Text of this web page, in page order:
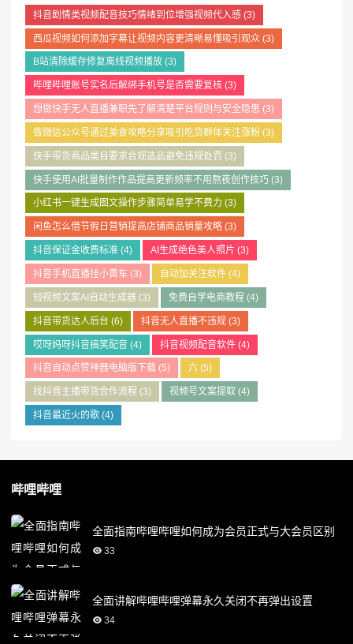
抖音剧情类视频配音技巧情绪到位增强视频代入感(3)
西瓜视频如何添加字幕让视频内容更清晰易懂吸引观众(3)
B站清除缓存修复离线视频播放(3)
哔哩哔哩账号实名后解绑手机号是否需要复核(3)
想做快手无人直播兼职先了解清楚平台规则与安全隐患 (3)
做微信公众号通过美食攻略分享吸引吃货群体关注涨粉(3)
快手带货商品类目要求合规选品避免违规处罚 (3)
快手使用AI批量制作作品提高更新频率不用熬夜创作技巧(3)
小红书一键生成图文操作步骤简单易学不费力 (3)
闲鱼怎么借节假日营销提高店铺商品销量攻略(3)
抖音保证金收费标准(4) AI生成绝色美人照片 (3)
抖音手机直播挂小黄车(3) 自动加关注软件 (4)
短视频文案AI自动生成器(3) 免费自学电商教程 (4)
抖音带货达人后台 (6) 抖音无人直播不违规 (3)
哎呀妈呀抖音搞笑配音(4) 抖音视频配音软件 (4)
抖音自动点赞神器电脑版下载(5) 六 (5)
找抖音主播带货合作流程 (3) 视频号文案提取 (4)
抖音最近火的歌(4)
哔哩哔哩
全面指南哔哩哔哩如何成为会员正式与大会员区别
33
全面讲解哔哩哔哩弹幕永久关闭不再弹出设置
34